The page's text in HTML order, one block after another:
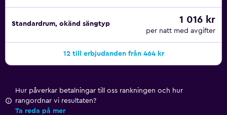
Standardrum, okänd sängtyp 1 016 kr
per natt med avgifter
12 till erbjudanden från 464 kr
Hur påverkar betalningar till oss rankningen och hur
rangordnar vi resultaten?
Ta reda på mer